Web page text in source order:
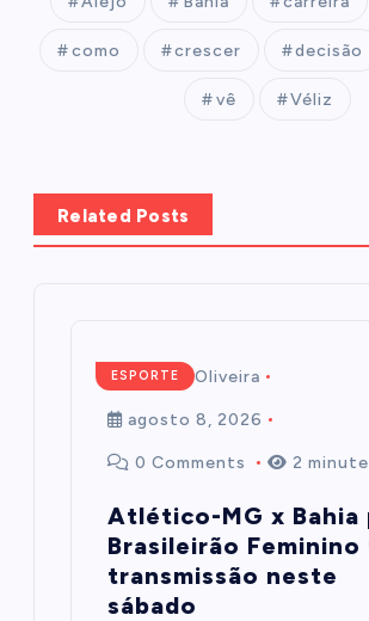
como crescer decisão
vê Véliz
Related Posts
ESPORTE
Mairim de Oliveira
agosto 8, 2026
0 Comments 2
Atlético-MG x Bahia
Brasileirão Feminino
transmissão neste
sábado